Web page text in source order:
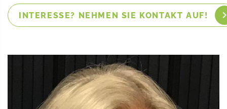
INTERESSE? NEHMEN SIE KONTAKT AUF!